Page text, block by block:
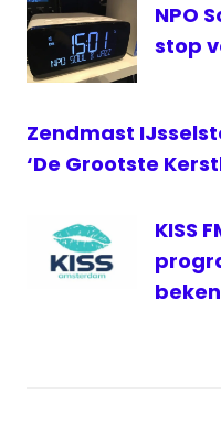
NPO
stop
Zendmast
‘De Grootste
KISS